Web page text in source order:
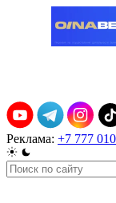
Реклама: +7 777